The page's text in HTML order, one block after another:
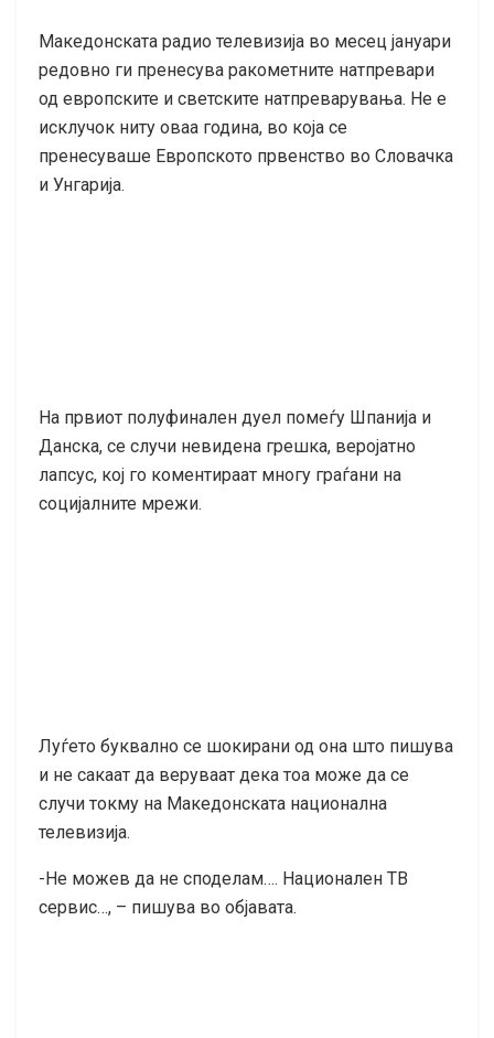
Македонската радио телевизија во месец јануари
редовно ги пренесува ракометните натпревари
од европските и светските натпреварувања. Не е
исклучок ниту оваа година, во која се
пренесуваше Европското првенство во Словачка
и Унгарија.
На првиот полуфинален дуел помеѓу Шпанија и
Данска, се случи невидена грешка, веројатно
лапсус, кој го коментираат многу граѓани на
социјалните мрежи.
Луѓето буквално се шокирани од она што пишува
и не сакаат да веруваат дека тоа може да се
случи токму на Македонската национална
телевизија.
-Не можев да не споделам…. Национален ТВ
сервис…, – пишува во објавата.